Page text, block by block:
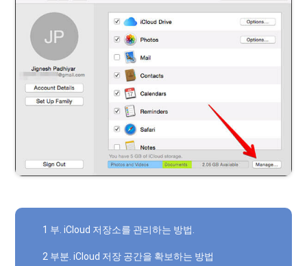
1 부. iCloud 저장소를 관리하는 방법.
2 부분. iCloud 저장 공간을 확보하는 방법